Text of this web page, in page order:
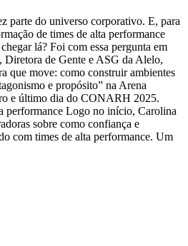
parte do universo corporativo. E, para
de times de alta performance
lá? Foi com essa pergunta em
Diretora de Gente e ASG da Alelo,
que move: como construir ambientes
e propósito” na Arena
e último dia do CONARH 2025.
performance Logo no início, Carolina
sobre como confiança e
com times de alta performance. Um